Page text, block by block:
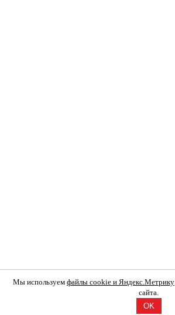
Мы используем файлы cookie и Яндекс.Метрику
сайта.
OK